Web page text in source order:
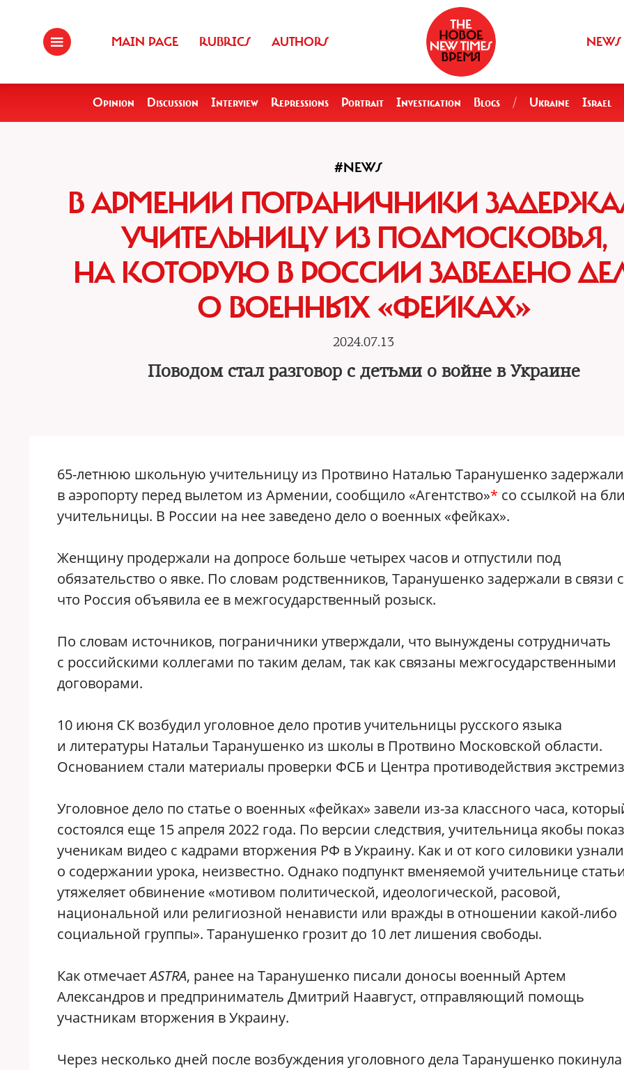
MAIN PAGE RUBRICS AUTHORS NEWS
Opinion Discussion Interview Repressions Portrait Investigation Blogs / Ukraine Israel
#NEWS
В АРМЕНИИ ПОГРАНИЧНИКИ
УЧИТЕЛЬНИЦУ ИЗ ПОДМОСКОВЬЯ,
НА КОТОРУЮ В РОССИИ ЗАВЕДЕНО
О ВОЕННЫХ «ФЕЙКАХ»
2024.07.13
Поводом стал разговор с детьми о войне в Украине
65-летнюю школьную учительницу из Протвино Наталью Таранушенко задержали
в аэропорту перед вылетом из Армении, сообщило «Агентство»* со ссылкой на
учительницы. В России на нее заведено дело о военных «фейках».
Женщину продержали на допросе больше четырех часов и отпустили под
обязательство о явке. По словам родственников, Таранушенко задержали в связи
что Россия объявила ее в межгосударственный розыск.
По словам источников, пограничники утверждали, что вынуждены сотрудничать
с российскими коллегами по таким делам, так как связаны межгосударственными
договорами.
10 июня СК возбудил уголовное дело против учительницы русского языка
и литературы Натальи Таранушенко из школы в Протвино Московской области.
Основанием стали материалы проверки ФСБ и Центра противодействия
Уголовное дело по статье о военных «фейках» завели из-за классного часа,
состоялся еще 15 апреля 2022 года. По версии следствия, учительница якобы
ученикам видео с кадрами вторжения РФ в Украину. Как и от кого силовики узнали
о содержании урока, неизвестно. Однако подпункт вменяемой учительнице статьи
утяжеляет обвинение «мотивом политической, идеологической, расовой,
национальной или религиозной ненависти или вражды в отношении какой-либо
социальной группы». Таранушенко грозит до 10 лет лишения свободы.
Как отмечаетASTRA, ранее на Таранушенко писали доносы военный Артем
Александров и предприниматель Дмитрий Наавгуст, отправляющий помощь
участникам вторжения в Украину.
Через несколько дней после возбуждения уголовного дела Таранушенко покинула